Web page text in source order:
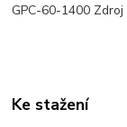
GPC-60-1400
Ke stažení